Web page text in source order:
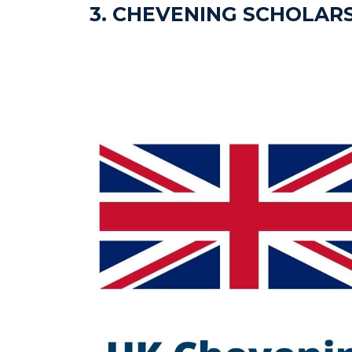
3. CHEVENING